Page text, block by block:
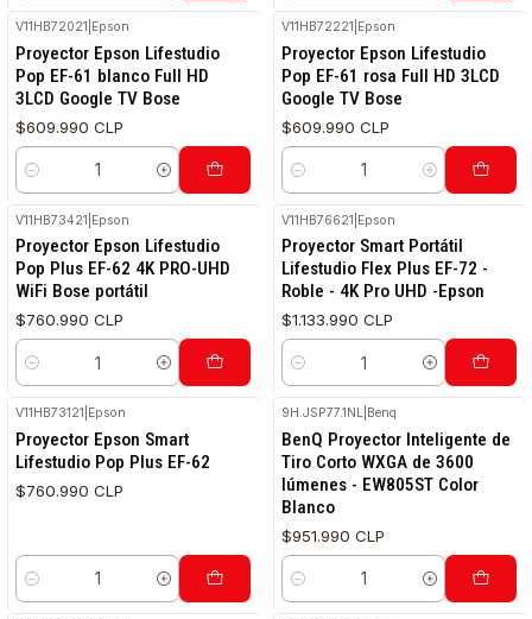
V11HB72021 Epson
Proyector Epson Lifestudio
Pop EF-61 blanco Full HD
3LCD Google TV Bose
$609.990 CLP
Cantidad
V11HB72221 Epson
Proyector Epson Lifestudio
Pop EF-61 rosa Full HD 3LCD
Google TV Bose
$609.990 CLP
Cantidad
V11HB73421 Epson
Proyector Epson Lifestudio
Pop Plus EF-62 4K PRO-UHD
WiFi Bose portátil
$760.990 CLP
Cantidad
V11HB76621 Epson
Proyector Smart Portátil
Lifestudio Flex Plus EF-72 -
Roble - 4K Pro UHD -Epson
$1.133.990 CLP
Cantidad
V11HB73121 Epson
Proyector Epson Smart
Lifestudio Pop Plus EF-62
$760.990 CLP
Cantidad
9H.JSP77.1NL Benq
BenQ Proyector Inteligente de
Tiro Corto WXGA de 3600
lúmenes - EW805ST Color
Blanco
$951.990 CLP
Cantidad